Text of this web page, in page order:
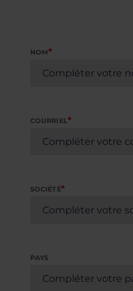
NOM*
COURRIEL*
SOCIÉTÉ*
PAYS